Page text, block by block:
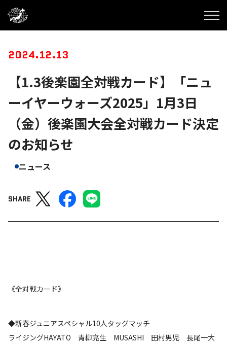
2024.12.13
【1.3後楽園全対戦カード】「ニュ
ーイヤーウォーズ2025」1月3日
（金）後楽園大会全対戦カード決定
のお知らせ
ニュース
SHARE
《全対戦カード》
◆新春ジュニアスペシャル10人タッグマッチ
ライジングHAYATO 青柳亮生 MUSASHI 田村男児 長尾一大